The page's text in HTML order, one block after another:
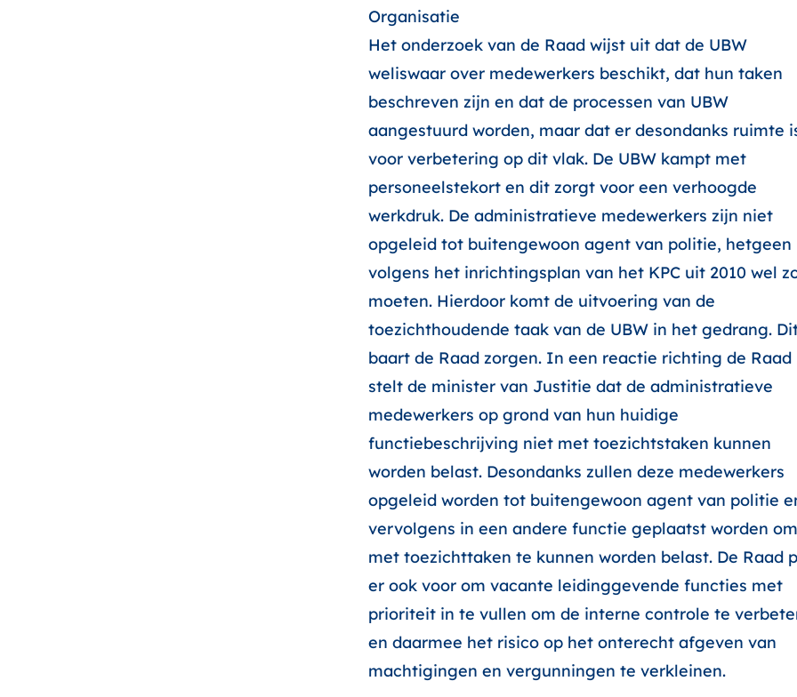
Organisatie
Het onderzoek van de Raad wijst uit dat de UBW
weliswaar over medewerkers beschikt, dat hun taken
beschreven zijn en dat de processen van UBW
aangestuurd worden, maar dat er desondanks ruimte
voor verbetering op dit vlak. De UBW kampt met
personeelstekort en dit zorgt voor een verhoogde
werkdruk. De administratieve medewerkers zijn niet
opgeleid tot buitengewoon agent van politie, hetgeen
volgens het inrichtingsplan van het KPC uit 2010 wel
moeten. Hierdoor komt de uitvoering van de
toezichthoudende taak van de UBW in het gedrang.
baart de Raad zorgen. In een reactie richting de Raad
stelt de minister van Justitie dat de administratieve
medewerkers op grond van hun huidige
functiebeschrijving niet met toezichtstaken kunnen
worden belast. Desondanks zullen deze medewerkers
opgeleid worden tot buitengewoon agent van politie
vervolgens in een andere functie geplaatst worden om
met toezichttaken te kunnen worden belast. De Raad
er ook voor om vacante leidinggevende functies met
prioriteit in te vullen om de interne controle te
en daarmee het risico op het onterecht afgeven van
machtigingen en vergunningen te verkleinen.